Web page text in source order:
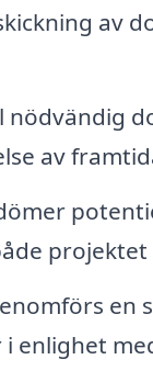
av
nödvändig
av
en
enlighet